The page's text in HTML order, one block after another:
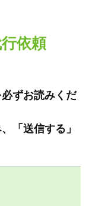
依頼
必ずお読みくだ
「送信する」